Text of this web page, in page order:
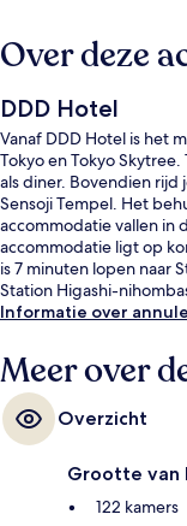
Over deze
DDD Hotel
Vanaf DDD Hotel is het
Tokyo en Tokyo
als diner. Bovendien rijd
Sensoji Tempel. Het
accommodatie vallen in
accommodatie ligt op
is 7 minuten lopen naar
Station Higashi-
Informatie over
Meer over
Overzicht
Grootte van
122 kamers